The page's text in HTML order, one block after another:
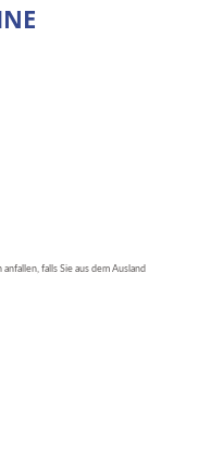
falls Sie aus dem Ausland